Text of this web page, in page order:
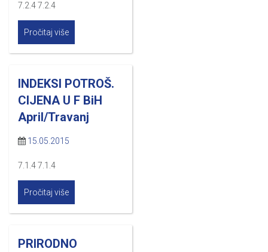
7.2.4 7.2.4
Pročitaj više
INDEKSI POTROŠ.
CIJENA U F BiH
April/Travanj
15.05.2015
7.1.4 7.1.4
Pročitaj više
PRIRODNO